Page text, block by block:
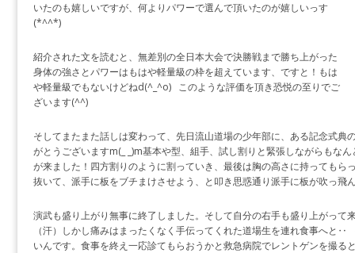
いたのも嬉しいですが、何よりパワーで選んで頂いたのが嬉しいっす
(*^^*)
紹介された文を読むと、無差別の全日本大会で決勝戦まで勝ち上がった
身体の強さとパワーはもはや軽量級の枠を超えています、ですと！もは
や軽量級でもないけどねd(^_^o) このような評価を頂き恐悦の至りでご
ざいます(^^)
そしてまたまた話しは変わって、先日流山道場の少年部に、ある記念式典
がとうございますm(_ _)m基本や型、組手、試し割りと緊張しながらもな
が来ました！四方割りのように割っていき、最後は胸の高さに持ってもら
抜いて、派手に板をブチまけさせよう、と叩き思惑通り派手に板が吹っ飛
演武も盛り上がり無事に終了しました。そして自分の右手も盛り上がっ
（汗）しかし痛みはまったくなく手伝ってくれた道場生を連れ食事へ
いんです。食事を終え一応診てもらおうかと救急病院でレントゲンを撮